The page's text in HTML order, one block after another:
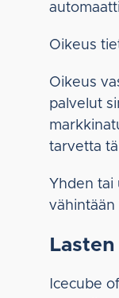
Oikeus
Oikeus
palvelut
tarvetta
Yhden tai
vähintään
Icecube